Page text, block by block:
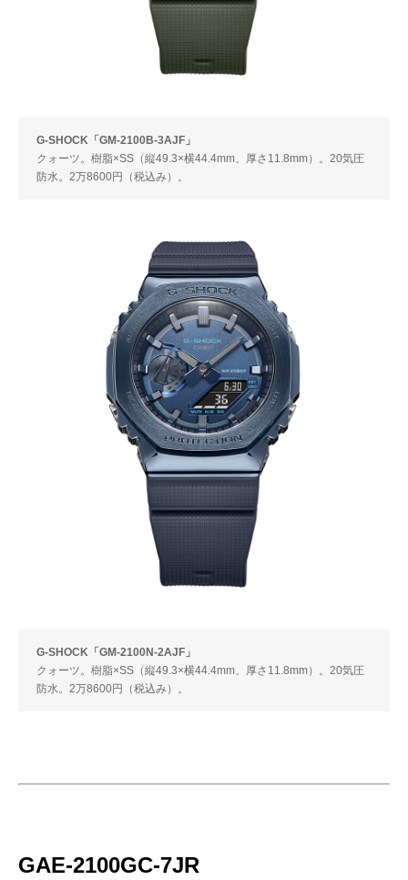
G-SHOCK「GM-2100B-3AJF」
クォーツ。樹脂×SS（縦49.3×横44.4mm、厚さ11.8mm）。20気圧
防水。2万8600円（税込み）。
G-SHOCK「GM-2100N-2AJF」
クォーツ。樹脂×SS（縦49.3×横44.4mm、厚さ11.8mm）。20気圧
防水。2万8600円（税込み）。
GAE-2100GC-7JR